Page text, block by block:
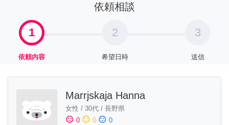
依頼相談
1
依頼内容
2
希望日時
3
送信
Marrjskaja Hanna
女性 / 30代 / 長野県
sentiment_satisfied 0 sentiment_neutral 0 sentiment_dissatisfied 0